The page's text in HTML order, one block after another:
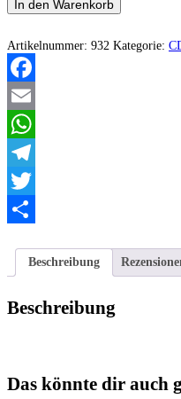
–
A
Fiend
In
A
Cloud
Menge
In den Warenkorb
Artikelnummer: 932 Kategorie:
Facebook
Email
WhatsApp
Telegram
Twitter
Beschreibung
Beschreibung
Das könnte dir auch